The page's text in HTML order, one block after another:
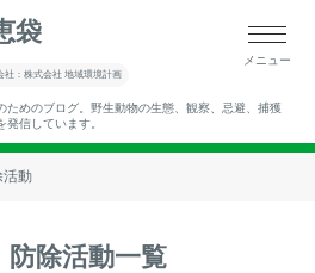
袋
社：株式会社 地域環境計画
ためのブログ。野生動物の生態、観察、忌避、捕獲
信しています。
メニュー
す
活動
防除活動一覧